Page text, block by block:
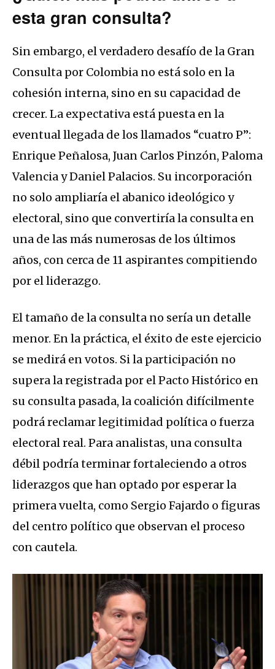
esta gran consulta?
Sin embargo, el verdadero desafío de la Gran
Consulta por Colombia no está solo en la
cohesión interna, sino en su capacidad de
crecer. La expectativa está puesta en la
eventual llegada de los llamados “cuatro P”:
Enrique Peñalosa, Juan Carlos Pinzón, Paloma
Valencia y Daniel Palacios. Su incorporación
no solo ampliaría el abanico ideológico y
electoral, sino que convertiría la consulta en
una de las más numerosas de los últimos
años, con cerca de 11 aspirantes compitiendo
por el liderazgo.
El tamaño de la consulta no sería un detalle
menor. En la práctica, el éxito de este ejercicio
se medirá en votos. Si la participación no
supera la registrada por el Pacto Histórico en
su consulta pasada, la coalición difícilmente
podrá reclamar legitimidad política o fuerza
electoral real. Para analistas, una consulta
débil podría terminar fortaleciendo a otros
liderazgos que han optado por esperar la
primera vuelta, como Sergio Fajardo o figuras
del centro político que observan el proceso
con cautela.